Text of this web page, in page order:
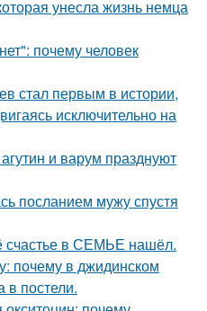
унесла жизнь немца
почему человек
стал первым в истории,
исключительно на
и варум празднуют
посланием мужу спустя
счастье в СЕМЬЕ нашёл.
почему в джидинском
в постели.